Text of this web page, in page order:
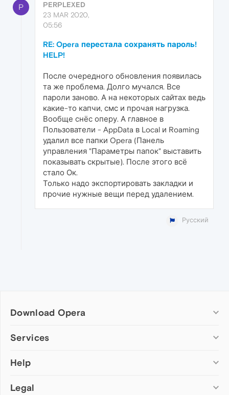
P
PERPLEXED
23 MAR 2020,
05:56
RE: Opera перестала сохранять пароль!
HELP!
После очередного обновления появилась
та же проблема. Долго мучался. Все
пароли заново. А на некоторых сайтах ведь
какие-то капчи, смс и прочая нагрузка.
Вообще снёс оперу. А главное в
Пользователи - AppData в Local и Roaming
удалил все папки Opera (Панель
управления "Параметры папок" выставить
показывать скрытые). После этого всё
стало Ок.
Только надо экспортировать закладки и
прочие нужные вещи перед удалением.
Русский
Download Opera
Computer browsers
Opera for Mac
Opera beta version
Services
Add-ons
Wallpapers
Help
Help & support
Legal